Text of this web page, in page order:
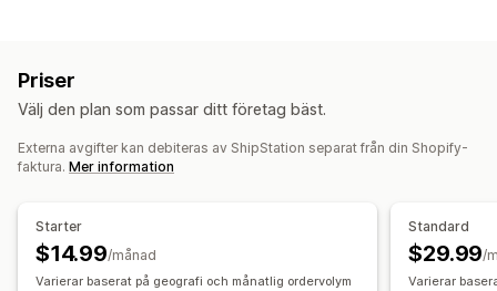
Fraktregler
Flera språk
Val av budfirma Fraktkostnader
Leveranshantering
Orderuppdateringar
Exchanges
Automatiska godkännanden
Returportal
Priser
Välj den plan som passar ditt företag bäst.
Externa avgifter kan debiteras av ShipStation separat från din Shopify-
faktura. Mer information
Starter
$14.99/månad
Varierar baserat på geografi och månatlig ordervolym
Standard
$29.99/
Varierar